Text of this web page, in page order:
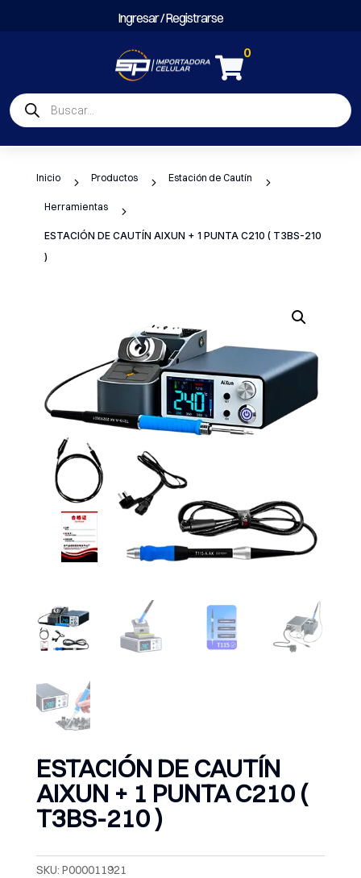
Ingresar / Registrarse

0
Búsqueda
de
productos
Inicio 5 Productos 5 Estación de Cautín 5
Herramientas 5
ESTACIÓN DE CAUTÍN AIXUN + 1 PUNTA C210 ( T3BS-210
)
ESTACIÓN DE CAUTÍN
AIXUN + 1 PUNTA C210 (
T3BS-210 )
SKU: P000011921